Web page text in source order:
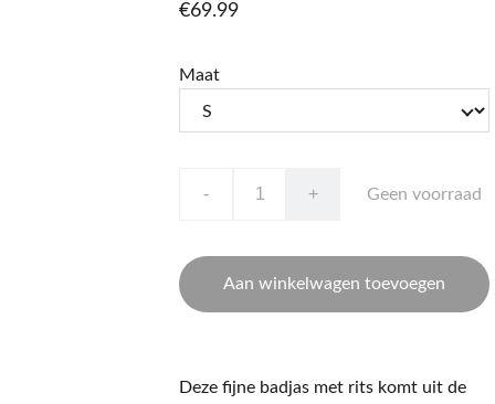
€69.99
Maat
- + Geen voorraad
Aan winkelwagen toevoegen
Deze fijne badjas met rits komt uit de